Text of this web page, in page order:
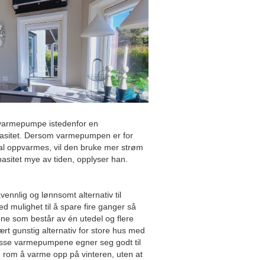
istedenfor en
Dersom varmepumpen er for
oppvarmes, vil den bruke mer strøm
mye av tiden, opplyser han.
og lønnsomt alternativ til
mulighet til å spare fire ganger så
som består av én utedel og flere
gunstig alternativ for store hus med
varmepumpene egner seg godt til
å varme opp på vinteren, uten at